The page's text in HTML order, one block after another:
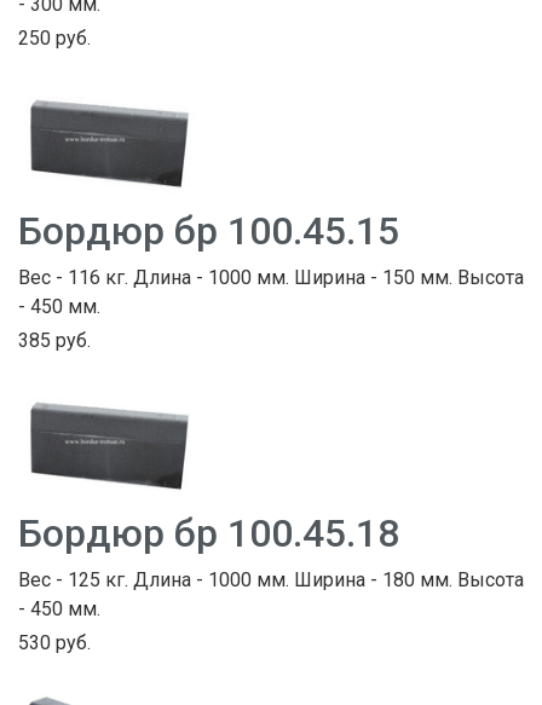
250 руб.
Бордюр бр 100.45.15
Вес - 116 кг. Длина - 1000 мм. Ширина - 150 мм. Высота
- 450 мм.
385 руб.
Бордюр бр 100.45.18
Вес - 125 кг. Длина - 1000 мм. Ширина - 180 мм. Высота
- 450 мм.
530 руб.